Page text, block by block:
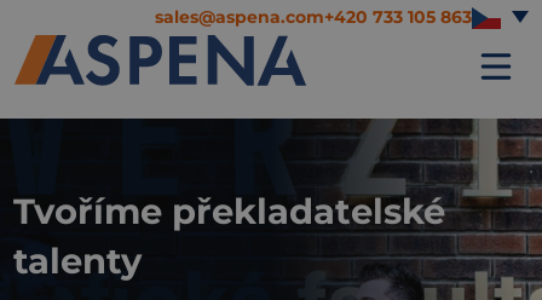
sales@aspena.com+420 733 105 863
Tvoříme překladatelské
talenty